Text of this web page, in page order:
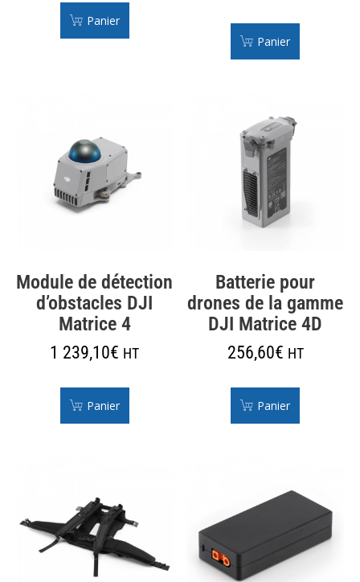
Panier
Panier
Module de détection
d’obstacles DJI
Matrice 4
1 239,10€ HT
Panier
Batterie pour
drones de la gamme
DJI Matrice 4D
256,60€ HT
Panier